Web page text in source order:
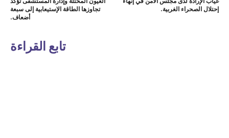
تجاوزها الطاقة الإستيعابية إلى سبعة
أضعاف.
إحتلال الصحراء الغربية.
تابع القراءة